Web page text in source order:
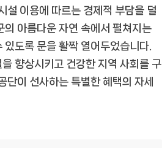
설 이용에 따르는 경제적 부담을 덜
아름다운 자연 속에서 펼쳐지는
도록 문을 활짝 열어두었습니다.
향상시키고 건강한 지역 사회를 구
이 선사하는 특별한 혜택의 자세